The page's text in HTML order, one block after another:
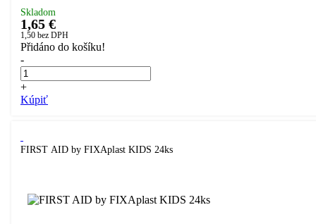
Skladom
1,65 €
1,50 bez DPH
Přidáno do košíku!
-
+
Kúpiť
FIRST AID by FIXAplast KIDS 24ks